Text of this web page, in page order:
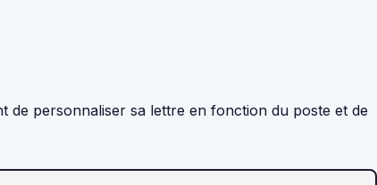
de personnaliser sa lettre en fonction du poste et de